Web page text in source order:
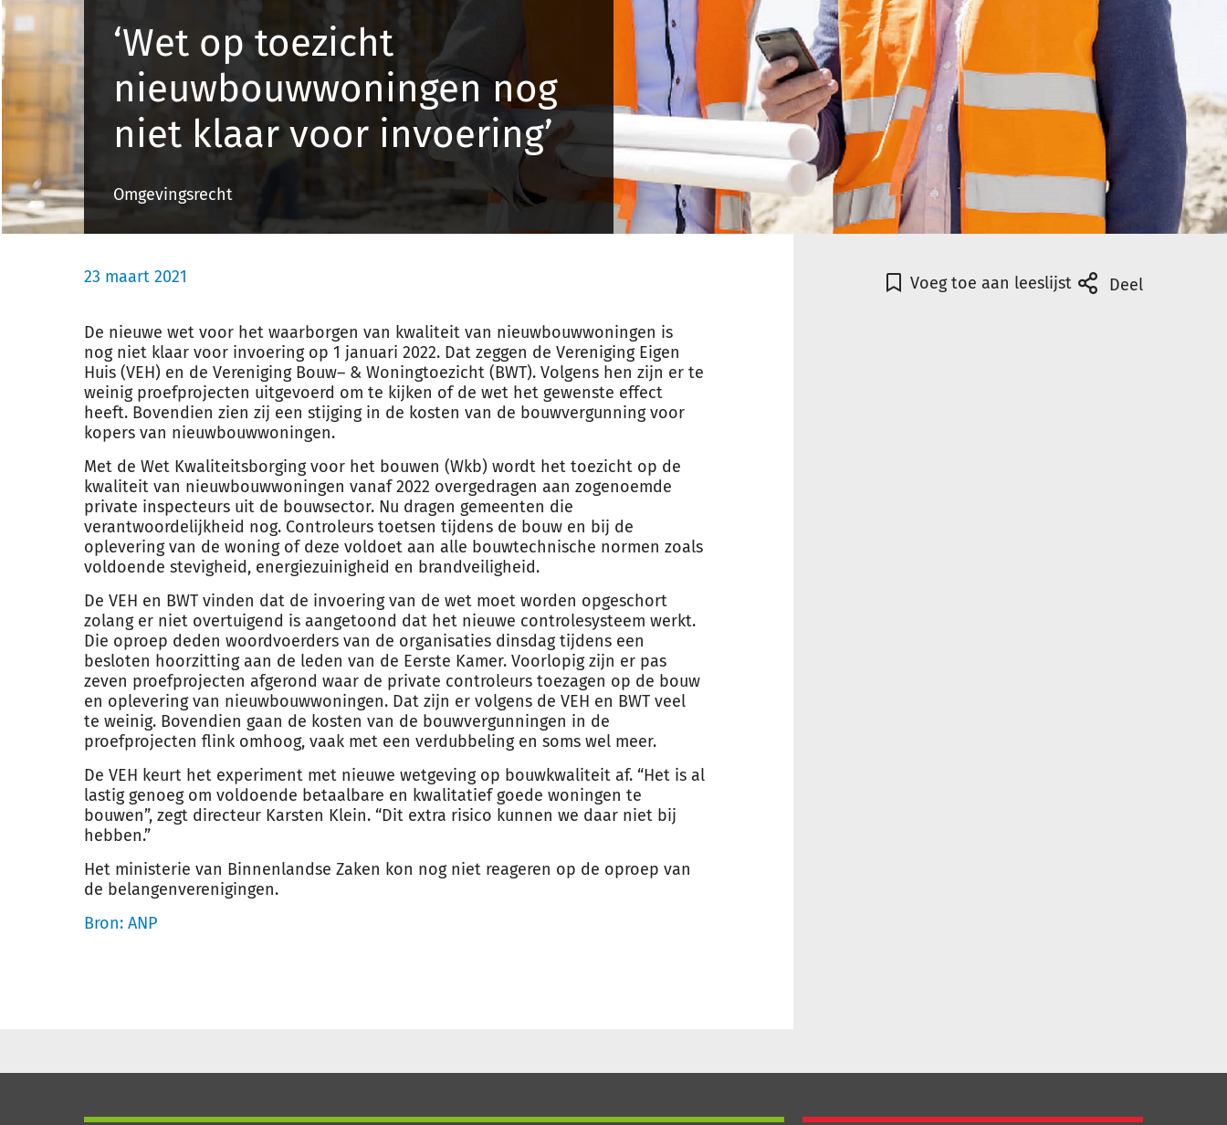
‘Wet op toezicht
nieuwbouwwoningen nog
niet klaar voor invoering’
Omgevingsrecht
23 maart 2021
De nieuwe wet voor het waarborgen van kwaliteit van nieuwbouwwoningen is
nog niet klaar voor invoering op 1 januari 2022. Dat zeggen de Vereniging Eigen
Huis (VEH) en de Vereniging Bouw– & Woningtoezicht (BWT). Volgens hen zijn er te
weinig proefprojecten uitgevoerd om te kijken of de wet het gewenste effect
heeft. Bovendien zien zij een stijging in de kosten van de bouwvergunning voor
kopers van nieuwbouwwoningen.
Met de Wet Kwaliteitsborging voor het bouwen (Wkb) wordt het toezicht op de
kwaliteit van nieuwbouwwoningen vanaf 2022 overgedragen aan zogenoemde
private inspecteurs uit de bouwsector. Nu dragen gemeenten die
verantwoordelijkheid nog. Controleurs toetsen tijdens de bouw en bij de
oplevering van de woning of deze voldoet aan alle bouwtechnische normen zoals
voldoende stevigheid, energiezuinigheid en brandveiligheid.
De VEH en BWT vinden dat de invoering van de wet moet worden opgeschort
zolang er niet overtuigend is aangetoond dat het nieuwe controlesysteem werkt.
Die oproep deden woordvoerders van de organisaties dinsdag tijdens een
besloten hoorzitting aan de leden van de Eerste Kamer. Voorlopig zijn er pas
zeven proefprojecten afgerond waar de private controleurs toezagen op de bouw
en oplevering van nieuwbouwwoningen. Dat zijn er volgens de VEH en BWT veel
te weinig. Bovendien gaan de kosten van de bouwvergunningen in de
proefprojecten flink omhoog, vaak met een verdubbeling en soms wel meer.
De VEH keurt het experiment met nieuwe wetgeving op bouwkwaliteit af. “Het is al
lastig genoeg om voldoende betaalbare en kwalitatief goede woningen te
bouwen”, zegt directeur Karsten Klein. “Dit extra risico kunnen we daar niet bij
hebben.”
Het ministerie van Binnenlandse Zaken kon nog niet reageren op de oproep van
de belangenverenigingen.
Bron: ANP
Voeg toe aan leeslijst Deel